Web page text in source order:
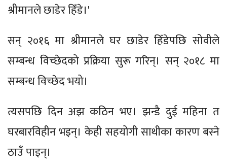
श्रीमानले छाडेर हिँडे।'
सन् २०१६ मा श्रीमानले घर छाडेर हिँडेपछि सोवीले
सम्बन्ध विच्छेदको प्रक्रिया सुरू गरिन्। सन् २०१८ मा
सम्बन्ध विच्छेद भयो।
त्यसपछि दिन अझ कठिन भए। झन्डै दुई महिना त
घरबारविहीन भइन्। केही सहयोगी साथीका कारण बस्ने
ठाउँ पाइन्।